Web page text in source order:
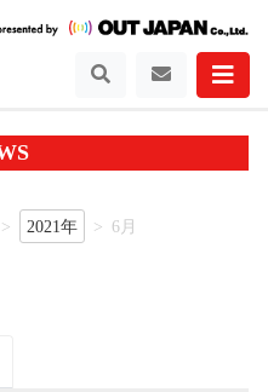
2021年 6月